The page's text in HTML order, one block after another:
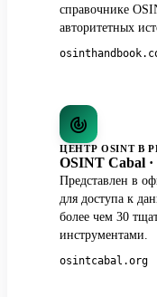
справочнике
авторитетных
ЦЕНТР OSINT В
OSINT Cabal
Представлен в
для доступа к
более чем 30
инструментами.
osintcabal.org